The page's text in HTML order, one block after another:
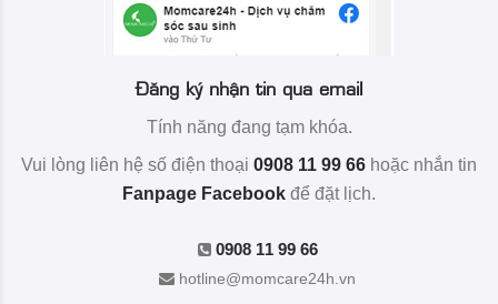
Đăng ký nhận tin qua email
Tính năng đang tạm khóa.
Vui lòng liên hệ số điện thoại 0908 11 99 66 hoặc nhắn tin
Fanpage Facebook để đặt lịch.
0908 11 99 66
hotline@momcare24h.vn